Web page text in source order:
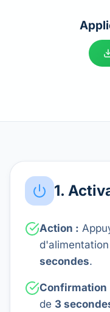
1.
Action :
d'alimentation
secondes.
Confirmation
de 3